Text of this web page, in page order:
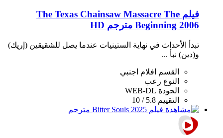
فيلم The Texas Chainsaw Massacre The
Beginning 2006 مترجم HD
تبدأ الأحداث في نهاية الستينيات عندما يصل للشقيقين (إريك)
و(دين) نبأ ...
القسم
افلام اجنبي
النوع رعب
الجودة WEB-DL
التقييم 5.8 / 10